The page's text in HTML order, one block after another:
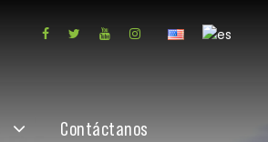
Contáctanos